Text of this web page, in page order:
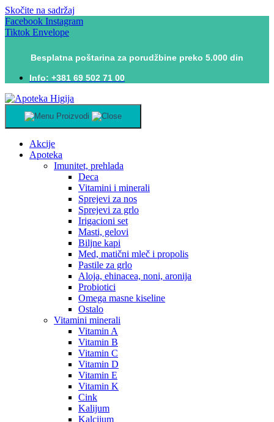
Skočite na sadržaj
Facebook Instagram
Tiktok Envelope
Besplatna poštarina za porudžbine preko 5.000 din
Info: +381 69 502 71 00
Proizvodi
Akcije
Apoteka
Imunitet, prehlada
Deca
Vitamini i minerali
Sprejevi za nos
Sprejevi za grlo
Irigacioni set
Masti, gelovi
Biljne kapi
Med, matični mleč i propolis
Pastile za grlo
Aloja, ehinacea, noni, aronija
Probiotici
Omega masne kiseline
Ostalo
Vitamini minerali
Vitamin A
Vitamin B
Vitamin C
Vitamin D
Vitamin E
Vitamin K
Cink
Kalijum
Kalcijum